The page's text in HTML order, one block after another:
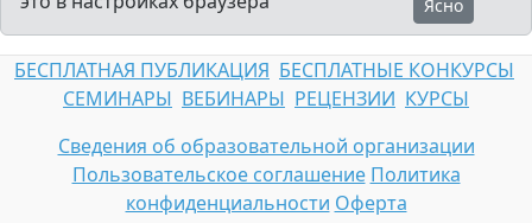
Ясно
БЕСПЛАТНАЯ ПУБЛИКАЦИЯ БЕСПЛАТНЫЕ КОНКУРСЫ
СЕМИНАРЫ ВЕБИНАРЫ РЕЦЕНЗИИ КУРСЫ
Сведения об образовательной организации
Пользовательское соглашение Политика
конфиденциальности Оферта